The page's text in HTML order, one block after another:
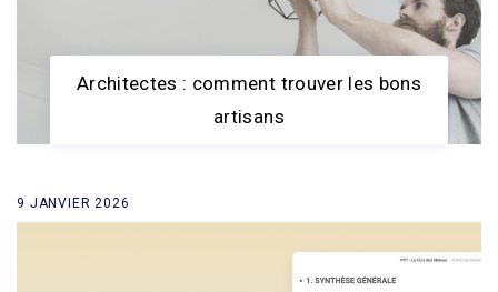
Architectes : comment trouver les bons
artisans
9 JANVIER 2026